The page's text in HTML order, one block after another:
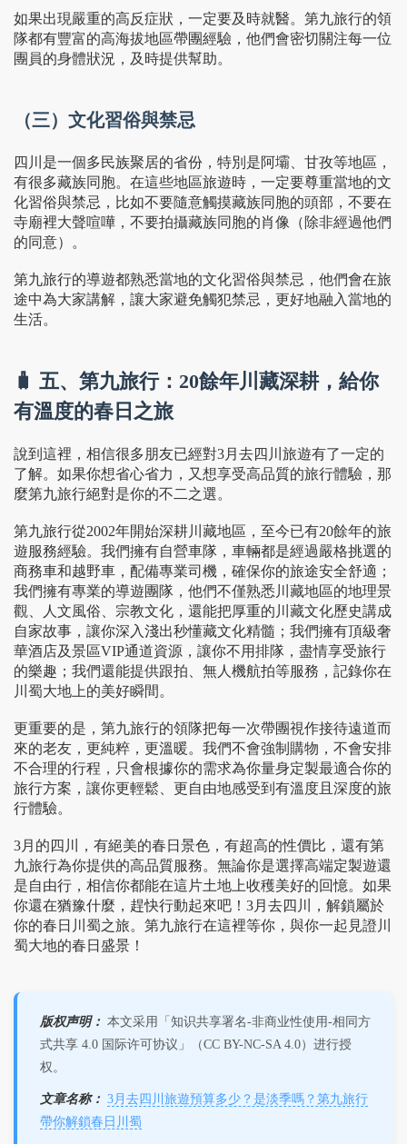
如果出現嚴重的高反症狀，一定要及時就醫。第九旅行的領
隊都有豐富的高海拔地區帶團經驗，他們會密切關注每一位
團員的身體狀況，及時提供幫助。
（三）文化習俗與禁忌
四川是一個多民族聚居的省份，特別是阿壩、甘孜等地區，
有很多藏族同胞。在這些地區旅遊時，一定要尊重當地的文
化習俗與禁忌，比如不要隨意觸摸藏族同胞的頭部，不要在
寺廟裡大聲喧嘩，不要拍攝藏族同胞的肖像（除非經過他們
的同意）。
第九旅行的導遊都熟悉當地的文化習俗與禁忌，他們會在旅
途中為大家講解，讓大家避免觸犯禁忌，更好地融入當地的
生活。
🧳 五、第九旅行：20餘年川藏深耕，給你
有溫度的春日之旅
說到這裡，相信很多朋友已經對3月去四川旅遊有了一定的
了解。如果你想省心省力，又想享受高品質的旅行體驗，那
麼第九旅行絕對是你的不二之選。
第九旅行從2002年開始深耕川藏地區，至今已有20餘年的旅
遊服務經驗。我們擁有自營車隊，車輛都是經過嚴格挑選的
商務車和越野車，配備專業司機，確保你的旅途安全舒適；
我們擁有專業的導遊團隊，他們不僅熟悉川藏地區的地理景
觀、人文風俗、宗教文化，還能把厚重的川藏文化歷史講成
自家故事，讓你深入淺出秒懂藏文化精髓；我們擁有頂級奢
華酒店及景區VIP通道資源，讓你不用排隊，盡情享受旅行
的樂趣；我們還能提供跟拍、無人機航拍等服務，記錄你在
川蜀大地上的美好瞬間。
更重要的是，第九旅行的領隊把每一次帶團視作接待遠道而
來的老友，更純粹，更溫暖。我們不會強制購物，不會安排
不合理的行程，只會根據你的需求為你量身定製最適合你的
旅行方案，讓你更輕鬆、更自由地感受到有溫度且深度的旅
行體驗。
3月的四川，有絕美的春日景色，有超高的性價比，還有第
九旅行為你提供的高品質服務。無論你是選擇高端定製遊還
是自由行，相信你都能在這片土地上收穫美好的回憶。如果
你還在猶豫什麼，趕快行動起來吧！3月去四川，解鎖屬於
你的春日川蜀之旅。第九旅行在這裡等你，與你一起見證川
蜀大地的春日盛景！
版权声明： 本文采用「知识共享署名-非商业性使用-相同方
式共享 4.0 国际许可协议」（CC BY-NC-SA 4.0）进行授
权。
文章名称： 3月去四川旅遊預算多少？是淡季嗎？第九旅行
帶你解鎖春日川蜀